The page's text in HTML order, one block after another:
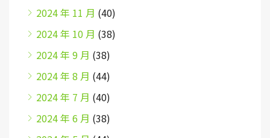
2024 年 11 月 (40)
2024 年 10 月 (38)
2024 年 9 月 (38)
2024 年 8 月 (44)
2024 年 7 月 (40)
2024 年 6 月 (38)